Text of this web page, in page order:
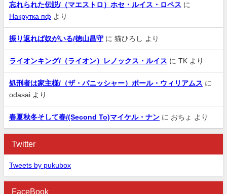
忘れられた伝説/（マエストロ）ホセ・ルイス・ロペス に
Накрутка пф より
振り返れば奴がいる/徳山昌守 に 猫ひろし より
ライオンキング/（ライオン）レノックス・ルイス に TK より
処刑者は家主様/（ザ・パニッシャー）ポール・ウィリアムス に
odasai より
春夏秋冬そして春/(Second To)マイケル・ナン に おちょ より
Twitter
Tweets by pukubox
FaceBook